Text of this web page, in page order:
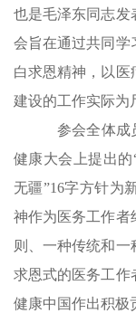
也是毛泽东同志发
会旨在通过共同学
白求恩精神，以医
建设的工作实际为
参会全体成
健康大会上提出
无疆”16字方针为
神作为医务工作者
则、一种传统和一
求恩式的医务工作
健康中国作出积极